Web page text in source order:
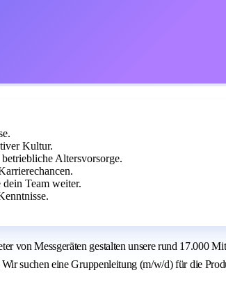
Kultur.
Altersvorsorge.
Team weiter.
von Messgeräten gestalten unsere rund 17.000
suchen eine Gruppenleitung (m/w/d) für die